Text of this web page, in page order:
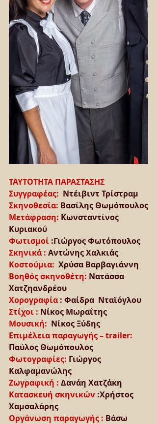
ΤΑΥΤΟΤΗΤΑ ΠΑΡΑΣΤΑΣΗΣ
Συγγραφέας: Ντέιβιντ Τρίστραμ
Σκηνοθεσία: Βασίλης Θωμόπουλος
Μετάφραση: Κωνσταντίνος
Κυριακού
Φωτισμοί :Γιώργος Φωτόπουλος
Σκηνικά : Αντώνης Χαλκιάς
Κοστούμια: Χρύσα Βαρβαγιάννη
Βοηθός σκηνοθέτη: Νατάσσα
Χατζηανδρέου
Χορογραφία : Φαίδρα  Νταϊόγλου
Στίχοι : Νίκος Μωραΐτης
Μουσική: Νίκος Ξύδης
Επιμέλεια παραγωγής – trailer:
Παύλος Θωμόπουλος
Φωτογραφίες: Γιώργος
Καλφαμανώλης
Ζωγραφική : Δανάη Χατζάκη
Κατασκευή σκηνικών :Χρήστος
Χαμσαλάρης
Οργάνωση παραγωγής : Βάσω